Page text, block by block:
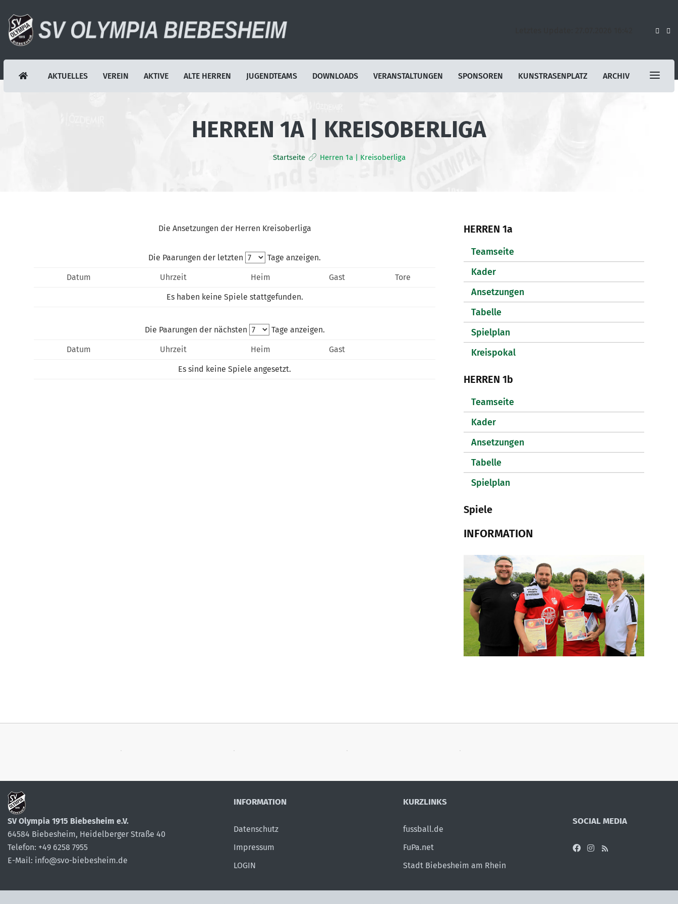
AKTUELLES VEREIN AKTIVE ALTE HERREN JUGENDTEAMS DOWNLOADS VERANSTALTUNGEN SPONSOREN KUNSTRASENPLATZ ARCHIV
HERREN 1A | KREISOBERLIGA
Startseite Herren 1a | Kreisoberliga
Die Ansetzungen der Herren Kreisoberliga
Die Paarungen der letzten Tage anzeigen.
Datum Uhrzeit Heim Gast Tore
Es haben keine Spiele stattgefunden.
Die Paarungen der nächsten Tage anzeigen.
Datum Uhrzeit Heim Gast
Es sind keine Spiele angesetzt.
HERREN 1a
Teamseite
Kader
Ansetzungen
Tabelle
Spielplan
Kreispokal
HERREN 1b
Teamseite
Kader
Ansetzungen
Tabelle
Spielplan
Spiele
INFORMATION
SV Olympia 1915 Biebesheim e.V.
64584 Biebesheim, Heidelberger Straße 40
Telefon: +49 6258 7955
E-Mail: info@svo-biebesheim.de
INFORMATION
Datenschutz
Impressum
LOGIN
KURZLINKS
fussball.de
FuPa.net
Stadt Biebesheim am Rhein
SOCIAL MEDIA